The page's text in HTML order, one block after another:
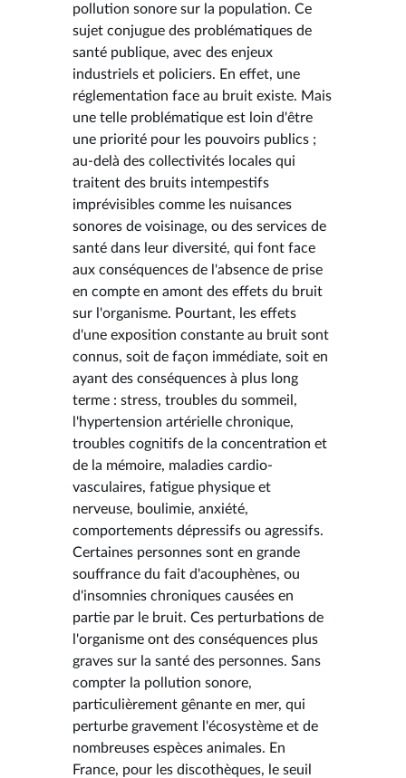
pollution sonore sur la population. Ce
sujet conjugue des problématiques de
santé publique, avec des enjeux
industriels et policiers. En effet, une
réglementation face au bruit existe. Mais
une telle problématique est loin d'être
une priorité pour les pouvoirs publics ;
au-delà des collectivités locales qui
traitent des bruits intempestifs
imprévisibles comme les nuisances
sonores de voisinage, ou des services de
santé dans leur diversité, qui font face
aux conséquences de l'absence de prise
en compte en amont des effets du bruit
sur l'organisme. Pourtant, les effets
d'une exposition constante au bruit sont
connus, soit de façon immédiate, soit en
ayant des conséquences à plus long
terme : stress, troubles du sommeil,
l'hypertension artérielle chronique,
troubles cognitifs de la concentration et
de la mémoire, maladies cardio-
vasculaires, fatigue physique et
nerveuse, boulimie, anxiété,
comportements dépressifs ou agressifs.
Certaines personnes sont en grande
souffrance du fait d'acouphènes, ou
d'insomnies chroniques causées en
partie par le bruit. Ces perturbations de
l'organisme ont des conséquences plus
graves sur la santé des personnes. Sans
compter la pollution sonore,
particulièrement gênante en mer, qui
perturbe gravement l'écosystème et de
nombreuses espèces animales. En
France, pour les discothèques, le seuil